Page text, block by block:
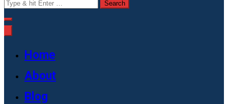
Search
for:
Home
About
Blog